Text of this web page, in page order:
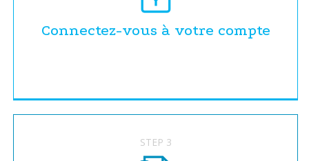
Connectez-vous à votre compte
STEP 3